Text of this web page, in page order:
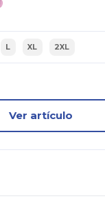
L XL 2XL
Ver artículo